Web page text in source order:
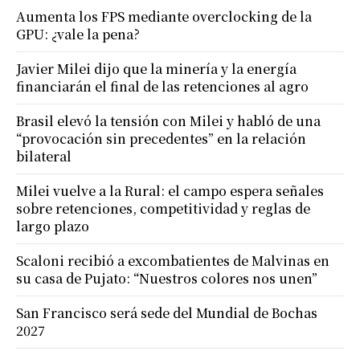
Aumenta los FPS mediante overclocking de la
GPU: ¿vale la pena?
Javier Milei dijo que la minería y la energía
financiarán el final de las retenciones al agro
Brasil elevó la tensión con Milei y habló de una
“provocación sin precedentes” en la relación
bilateral
Milei vuelve a la Rural: el campo espera señales
sobre retenciones, competitividad y reglas de
largo plazo
Scaloni recibió a excombatientes de Malvinas en
su casa de Pujato: “Nuestros colores nos unen”
San Francisco será sede del Mundial de Bochas
2027